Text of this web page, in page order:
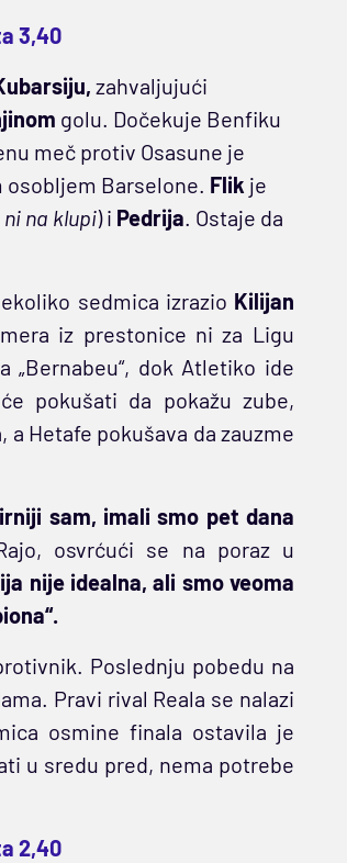
3,40
zahvaljujući
golu. Dočekuje Benfiku
meč protiv Osasune je
osobljem Barselone. Flik je
na klupi) i Pedrija. Ostaje da
sedmica izrazio Kilijan
iz prestonice ni za Ligu
„Bernabeu“, dok Atletiko ide
pokušati da pokažu zube,
Hetafe pokušava da zauzme
sam, imali smo pet dana
osvrćući se na poraz u
nije idealna, ali smo veoma
Poslednju pobedu na
Pravi rival Reala se nalazi
osmine finala ostavila je
u sredu pred, nema potrebe
2,40